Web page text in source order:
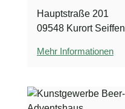
Hauptstraße 201
09548 Kurort Seiffen
Mehr Informationen